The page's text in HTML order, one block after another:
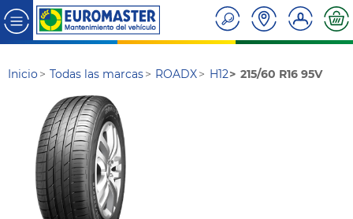
Inicio Todas las marcas ROADX H12 215/60 R16 95V